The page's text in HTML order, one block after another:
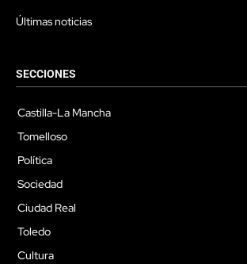
Últimas noticias
SECCIONES
Castilla-La Mancha
Tomelloso
Política
Sociedad
Ciudad Real
Toledo
Cultura